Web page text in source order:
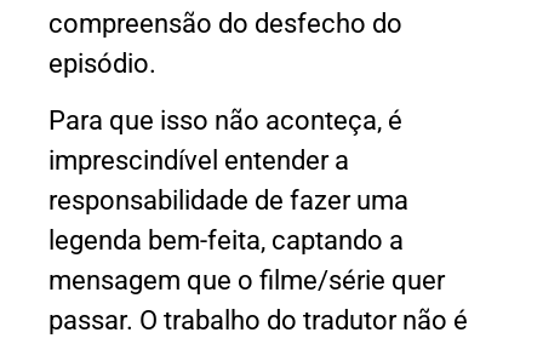
compreensão do desfecho do
episódio.
Para que isso não aconteça, é
imprescindível entender a
responsabilidade de fazer uma
legenda bem-feita, captando a
mensagem que o filme/série quer
passar. O trabalho do tradutor não é